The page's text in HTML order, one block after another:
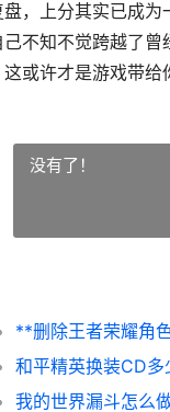
，上分其实已成
不知不觉跨越了
或许才是游戏带给
没有了！
**删除王者荣耀角